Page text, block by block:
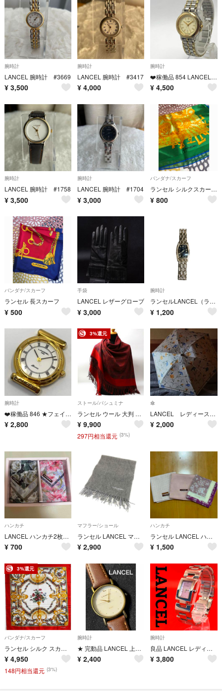
腕時計
LANCEL 腕時計 #3669
¥ 3,500
腕時計
LANCEL 腕時計 #3417
¥ 4,000
腕時計
❤️稼働品 854 LANCEL PARIS ランセル レディース アナログ クォーツ 腕時計 ゴールド コンビ ローマ数字
¥ 4,500
腕時計
LANCEL 腕時計 #1758
¥ 3,500
腕時計
LANCEL 腕時計 #1704
¥ 3,000
バンダナ/スカーフ
ランセル シルクスカーフ グリーン
¥ 800
バンダナ/スカーフ
ランセル 長スカーフ
¥ 500
手袋
LANCEL レザーグローブ
¥ 3,000
腕時計
ランセルLANCEL（ランセル） レディース腕時計
¥ 1,200
腕時計
❤️稼働品 846 ★フェイスのみ LANCEL ランセル レディース アナログ クォーツ 腕時計 ローマ数字 ホワイト/ゴールド
¥ 2,800
3%還元
ストール/パシュミナ
ランセル ウール 大判 ストール レッド 中古 Aランク LANCEL レディース 女性
¥ 9,900
297円相当還元 (3%)
傘
LANCEL レディース折り畳み傘
¥ 2,000
ハンカチ
LANCEL ハンカチ2枚セット
¥ 700
マフラー/ショール
ランセル LANCEL マフラー フリンジ グレー *T625
¥ 2,900
ハンカチ
ランセル LANCEL ハンカチ ピンク 花柄 チェック 3枚
¥ 1,500
3%還元
バンダナ/スカーフ
ランセル シルク スカーフ レッド ホワイト 花柄 中古 Aランク LANCEL レディース 女性用
¥ 4,950
148円相当還元 (3%)
腕時計
★ 完動品 LANCEL 上品 ホワイト系 フェイス レディース 腕時計★保管品
¥ 2,400
腕時計
良品 LANCEL レディース 腕時計 クォーツ ピンク 稼動品 新品電池
¥ 3,800